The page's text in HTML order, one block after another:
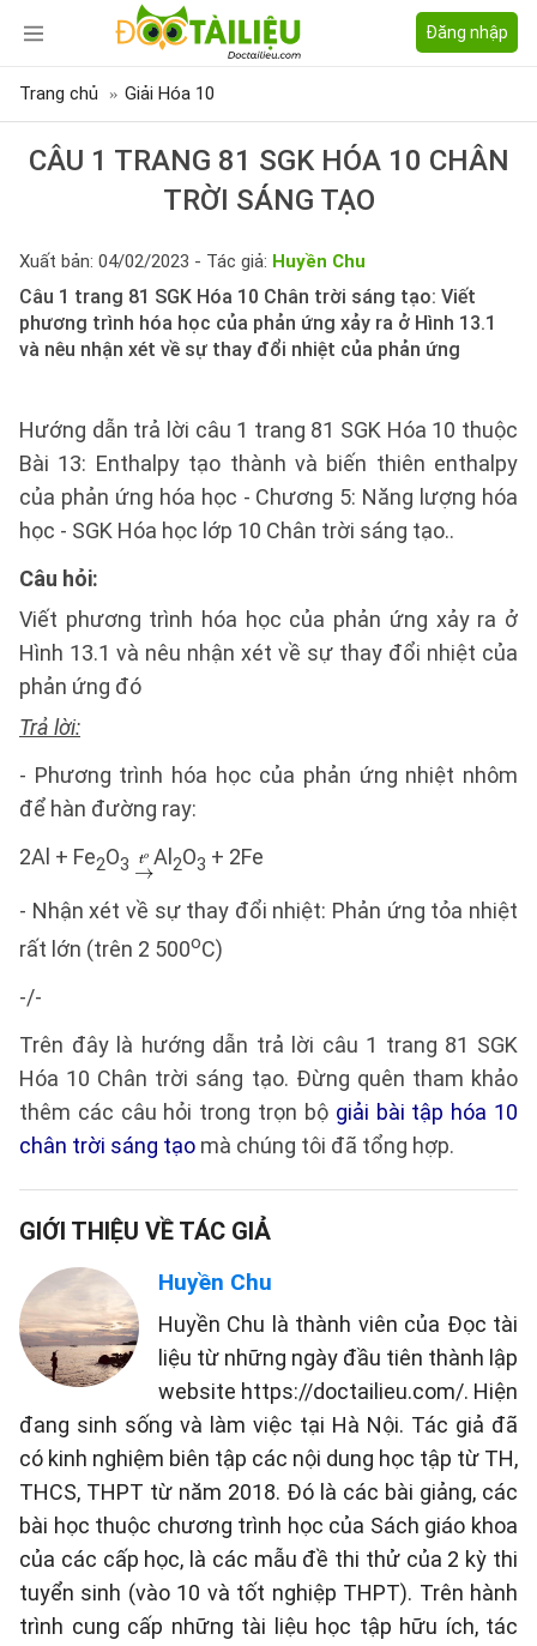
Đăng nhập
Trang chủ Giải Hóa 10
CÂU 1 TRANG 81 SGK HÓA 10 CHÂN
TRỜI SÁNG TẠO
Xuất bản: 04/02/2023 - Tác giả: Huyền Chu
Câu 1 trang 81 SGK Hóa 10 Chân trời sáng tạo: Viết
phương trình hóa học của phản ứng xảy ra ở Hình 13.1
và nêu nhận xét về sự thay đổi nhiệt của phản ứng
Hướng dẫn trả lời câu 1 trang 81 SGK Hóa 10 thuộc
Bài 13: Enthalpy tạo thành và biến thiên enthalpy
của phản ứng hóa học - Chương 5: Năng lượng hóa
học - SGK Hóa học lớp 10 Chân trời sáng tạo..
Câu hỏi:
Viết phương trình hóa học của phản ứng xảy ra ở
Hình 13.1 và nêu nhận xét về sự thay đổi nhiệt của
phản ứng đó
Trả lời:
- Phương trình hóa học của phản ứng nhiệt nhôm
để hàn đường ray:
2Al + Fe2O3 Al 2O3 + 2Fe
- Nhận xét về sự thay đổi nhiệt: Phản ứng tỏa nhiệt
rất lớn (trên 2 500oC)
-/-
Trên đây là hướng dẫn trả lời câu 1 trang 81 SGK
Hóa 10 Chân trời sáng tạo. Đừng quên tham khảo
thêm các câu hỏi trong trọn bộ giải bài tập hóa 10
chân trời sáng tạo mà chúng tôi đã tổng hợp.
GIỚI THIỆU VỀ TÁC GIẢ
Huyền Chu
Huyền Chu là thành viên của Đọc tài
liệu từ những ngày đầu tiên thành lập
website https://doctailieu.com/. Hiện
đang sinh sống và làm việc tại Hà Nội. Tác giả đã
có kinh nghiệm biên tập các nội dung học tập từ TH,
THCS, THPT từ năm 2018. Đó là các bài giảng, các
bài học thuộc chương trình học của Sách giáo khoa
của các cấp học, là các mẫu đề thi thử của 2 kỳ thi
tuyển sinh (vào 10 và tốt nghiệp THPT). Trên hành
trình cung cấp những tài liệu học tập hữu ích, tác